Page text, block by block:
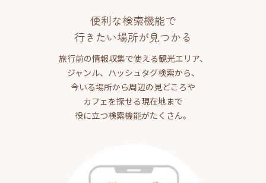
便利な検索機能で
行きたい場所が見つかる
旅行前の情報収集で使える観光エリア、
ジャンル、ハッシュタグ検索から、
今いる場所から周辺の見どころや
カフェを探せる現在地まで
役に立つ検索機能がたくさん。